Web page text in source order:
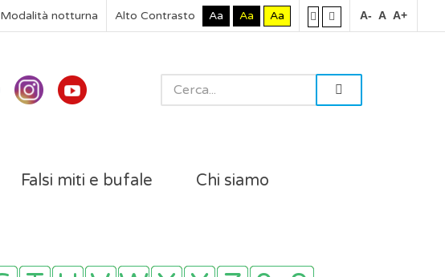
Modalità notturna Alto Contrasto Aa Aa Aa A- A A+
Falsi miti e bufale Chi siamo